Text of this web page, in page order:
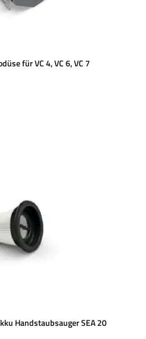
für VC 4, VC 6, VC 7
Handstaubsauger SEA 20